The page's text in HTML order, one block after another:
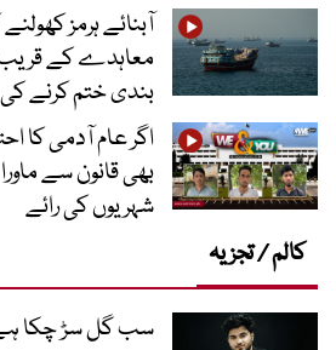
آبنائے ہرمز
معاہدے کے قریب،
بندی ختم کرنے
اگر عام آدمی کا
بھی قانون سے
شہریوں کی رائے
کالم / تجزیہ
سب گل سڑ چکا